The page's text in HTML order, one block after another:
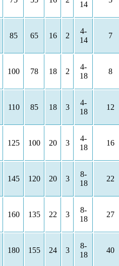
14
85 65 16 2
4-
14
7
100 78 18 2
4-
18
8
110 85 18 3
4-
18
12
125 100 20 3
4-
18
16
145 120 20 3
8-
18
22
160 135 22 3
8-
18
27
180 155 24 3
8-
18
40